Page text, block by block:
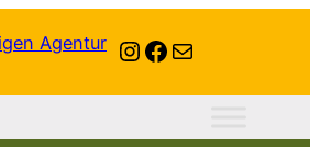
Instagram
Facebook
E-Mail